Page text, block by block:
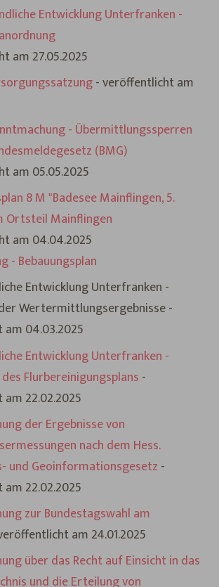
Entwicklung Unterfranken -
am 27.05.2025
- veröffentlicht am
- Übermittlungssperren
(BMG)
am 05.05.2025
8 M "Badesee Mainflingen, 5.
Ortsteil Mainflingen
am 04.04.2025
- Bebauungsplan
Entwicklung Unterfranken -
Wertermittlungsergebnisse -
04.03.2025
Entwicklung Unterfranken -
Flurbereinigungsplans -
22.02.2025
der Ergebnisse von
nach dem Hess.
und Geoinformationsgesetz -
22.02.2025
zur Bundestagswahl am
am 24.01.2025
über das Recht auf Einsicht in das
und die Erteilung von